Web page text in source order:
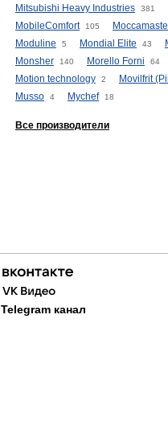
Mitsubishi Heavy Industries 381
MobileComfort 105
Moduline
5 Mondial Elite 43
Monsher
140 Morello Forni 64
Motion technology 2
Movilfrit
Musso
4 Mychef 18
Все производители
Telegram канал